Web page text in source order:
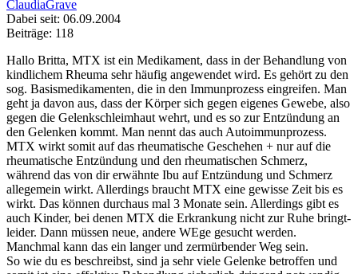
ClaudiaGrave
Dabei seit: 06.09.2004
Beiträge: 118
Hallo Britta, MTX ist ein Medikament, dass in der Behandlung von
kindlichem Rheuma sehr häufig angewendet wird. Es gehört zu den
sog. Basismedikamenten, die in den Immunprozess eingreifen. Man
geht ja davon aus, dass der Körper sich gegen eigenes Gewebe, also
gegen die Gelenkschleimhaut wehrt, und es so zur Entzündung an
den Gelenken kommt. Man nennt das auch Autoimmunprozess.
MTX wirkt somit auf das rheumatische Geschehen + nur auf die
rheumatische Entzündung und den rheumatischen Schmerz,
während das von dir erwähnte Ibu auf Entzündung und Schmerz
allegemein wirkt. Allerdings braucht MTX eine gewisse Zeit bis es
wirkt. Das können durchaus mal 3 Monate sein. Allerdings gibt es
auch Kinder, bei denen MTX die Erkrankung nicht zur Ruhe bringt-
leider. Dann müssen neue, andere WEge gesucht werden.
Manchmal kann das ein langer und zermürbender Weg sein.
So wie du es beschreibst, sind ja sehr viele Gelenke betroffen und